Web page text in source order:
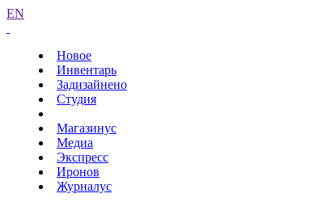
EN
Новое
Инвентарь
Задизайнено
Студия
Магазинус
Медиа
Экспресс
Иронов
Журналус